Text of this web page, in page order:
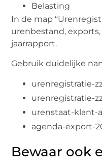
Belasting
In de map
urenbestand,
jaarrapport.
Gebruik duidelijke
urenregistratie-
urenregistratie-
urenstaat-klant-
agenda-export-
Bewaar ook